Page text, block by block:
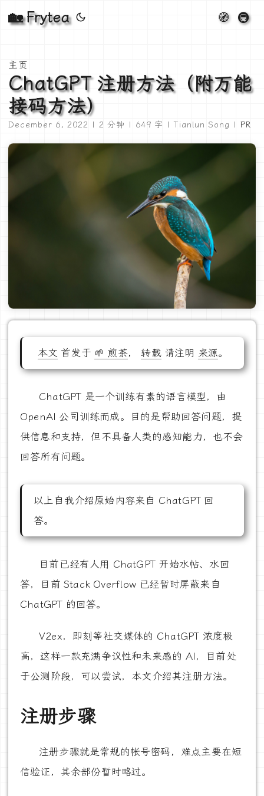
🏡 Frytea 🧭 🚇
主页
ChatGPT 注册方法（附万能
接码方法）
December 6, 2022 | 2 分钟 | 649 字 | Tianlun Song | PR
本文 首发于 🌱 煎茶，转载请注明 来源。
ChatGPT 是一个训练有素的语言模型，由
OpenAI 公司训练而成。目的是帮助回答问题，提
供信息和支持，但不具备人类的感知能力，也不会
回答所有问题。
以上自我介绍原始内容来自 ChatGPT 回
答。
目前已经有人用 ChatGPT 开始水帖、水回
答，目前 Stack Overflow 已经暂时屏蔽来自
ChatGPT 的回答。
V2ex，即刻等社交媒体的 ChatGPT 浓度极
高，这样一款充满争议性和未来感的 AI，目前处
于公测阶段，可以尝试，本文介绍其注册方法。
注册步骤
注册步骤就是常规的帐号密码，难点主要在短
信验证，其余部份暂时略过。